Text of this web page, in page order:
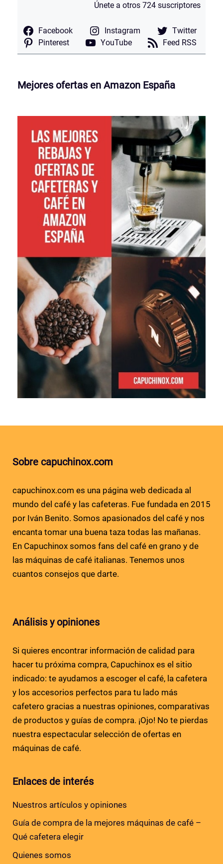
Únete a otros 724 suscriptores
Facebook Instagram
Twitter
Pinterest
YouTube Feed RSS
Mejores ofertas en Amazon España
Sobre capuchinox.com
capuchinox.com es una página web dedicada al
mundo del café y las cafeteras. Fue fundada en 2015
por Iván Benito. Somos apasionados del café y nos
encanta tomar una buena taza todas las mañanas.
En Capuchinox somos fans del café en grano y de
las máquinas de café italianas. Tenemos unos
cuantos consejos que darte.
Análisis y opiniones
Si quieres encontrar información de calidad para
hacer tu próxima compra, Capuchinox es el sitio
indicado: te ayudamos a escoger el café, la cafetera
y los accesorios perfectos para tu lado más
cafetero gracias a nuestras opiniones, comparativas
de productos y guías de compra. ¡Ojo! No te pierdas
nuestra espectacular selección de ofertas en
máquinas de café.
Enlaces de interés
Nuestros artículos y opiniones
Guía de compra de la mejores máquinas de café –
Qué cafetera elegir
Quienes somos